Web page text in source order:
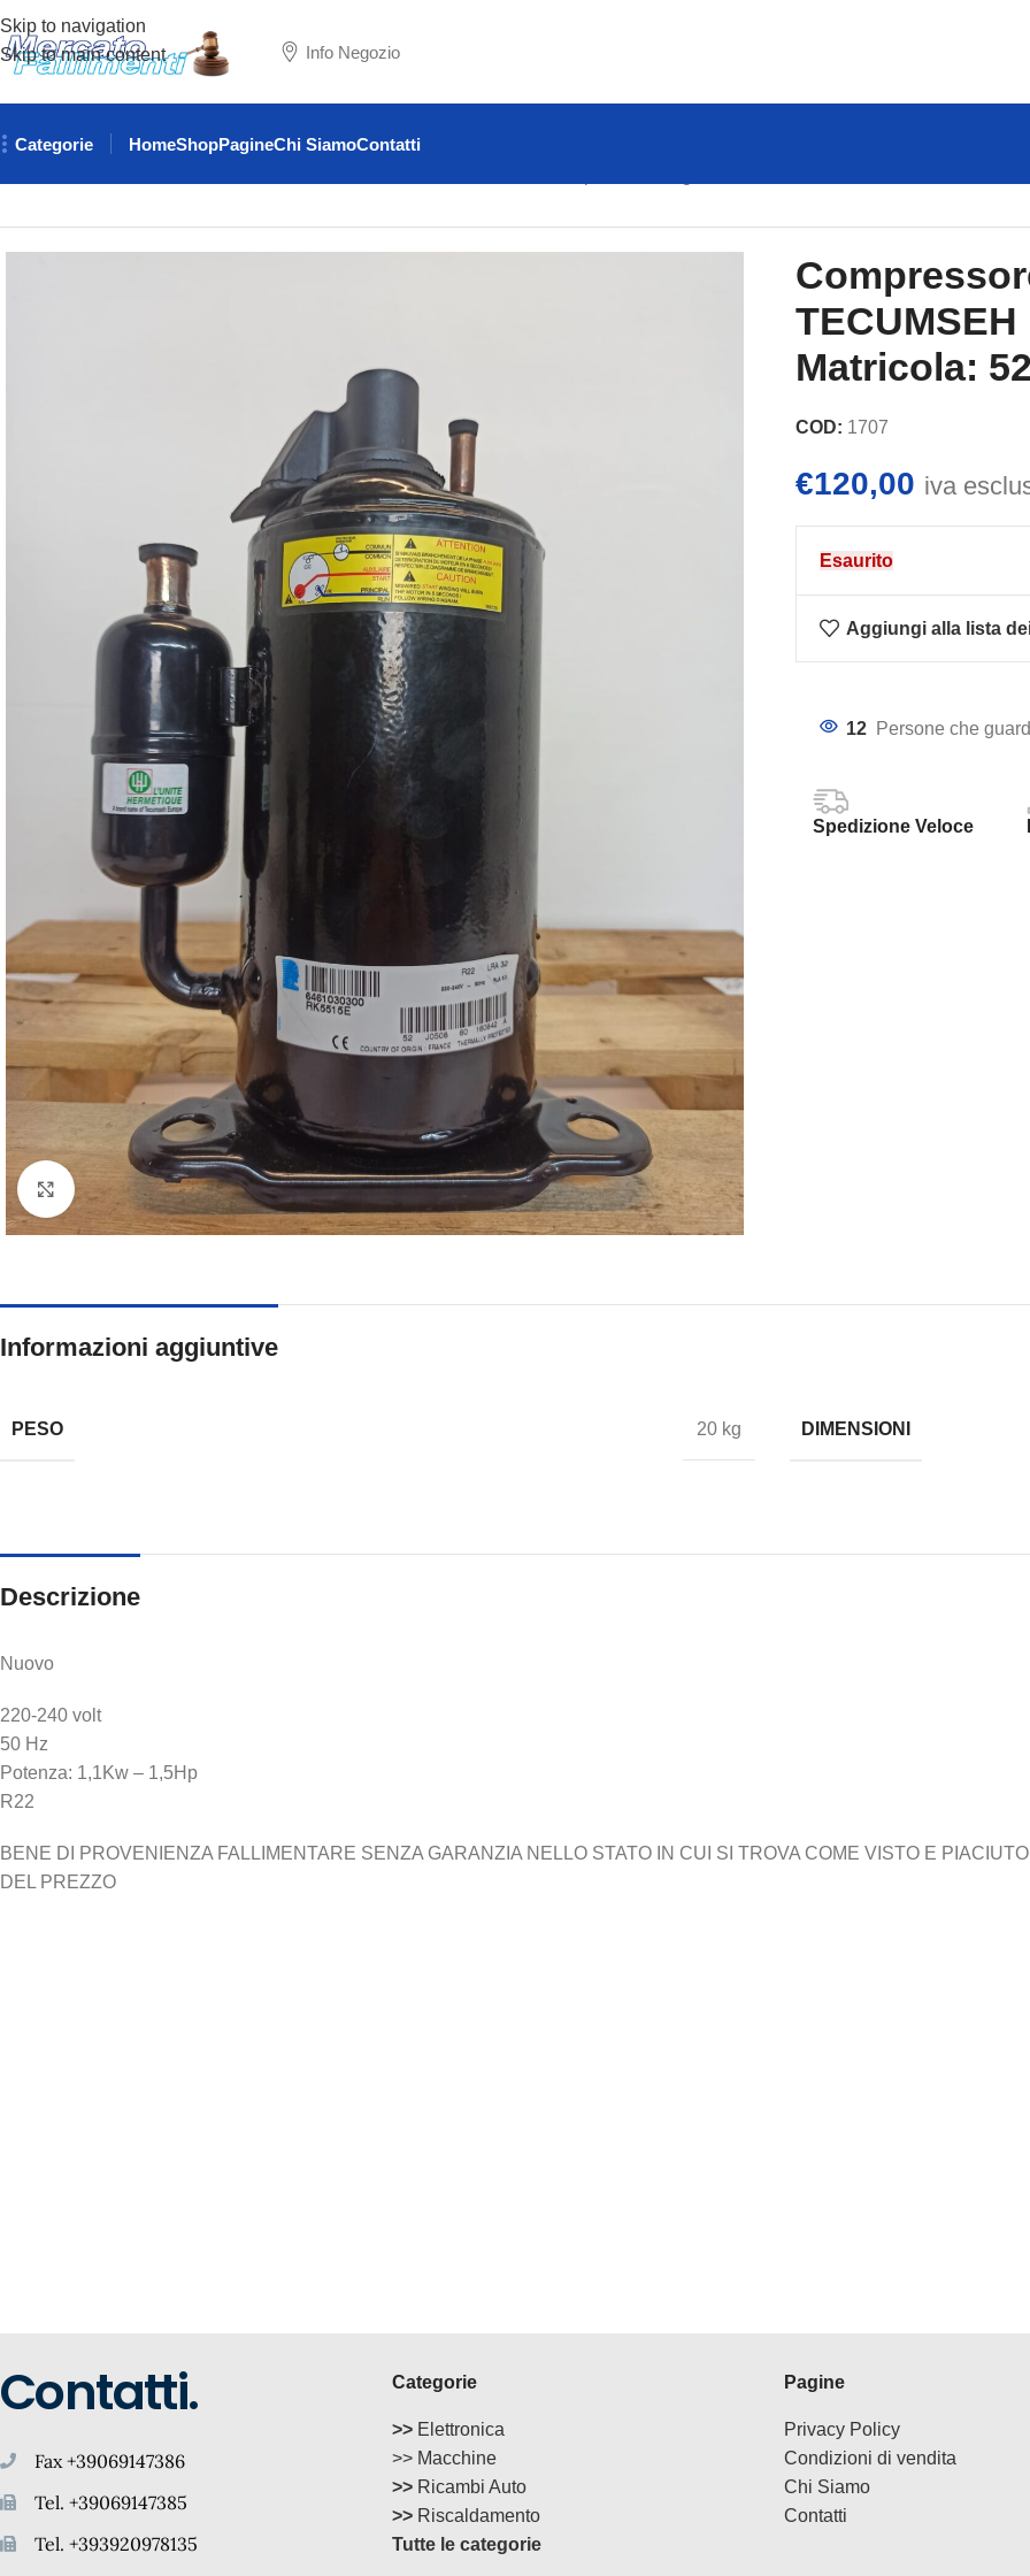
Skip to navigation
Skip to main content
Info Negozio
Categorie HomeShopPagineChi SiamoContatti
Compressore Frigorifero TECUMSEH mod. RK5515E
Clicca per ingrandire
Matricola:
COD: 1707
€120,00 iva
Esaurito
Aggiungi alla lista
12 Persone che
Spedizione Veloce
Informazioni aggiuntive
PESO 20 kg DIMENSIONI
Descrizione
Nuovo
220-240 volt
50 Hz
Potenza: 1,1Kw – 1,5Hp
R22
BENE DI PROVENIENZA FALLIMENTARE SENZA GARANZIA NELLO STATO IN CUI SI TROVA COME VISTO E
DEL PREZZO
Contatti.
Fax +39069147386
Tel. +39069147385
Tel. +393920978135
Categorie
>>Elettronica
>> Macchine
>>Ricambi Auto
>>Riscaldamento
Tutte le categorie
Pagine
Privacy Policy
Condizioni di vendita
Chi Siamo
Contatti